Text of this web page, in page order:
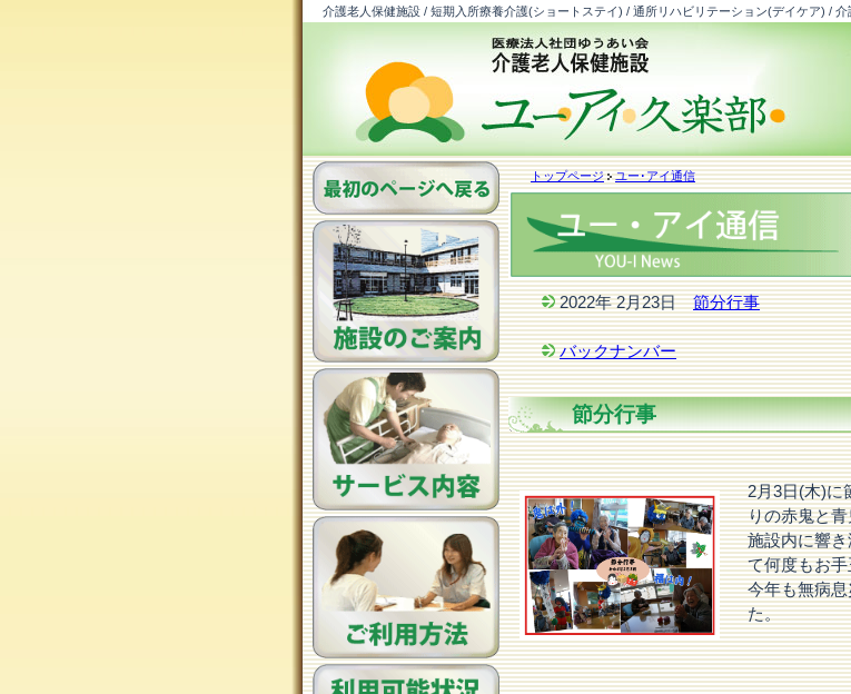
介護老人保健施設 / 短期入所療養介護(ショートステイ) / 通所リハビリテーション(デイケア) /
トップページ ユー･アイ通信
2022年 2月23日節分行事
バックナンバー
節分行事
2月3日(木)に
りの赤鬼と
施設内に響
て何度もお
今年も無病
た。